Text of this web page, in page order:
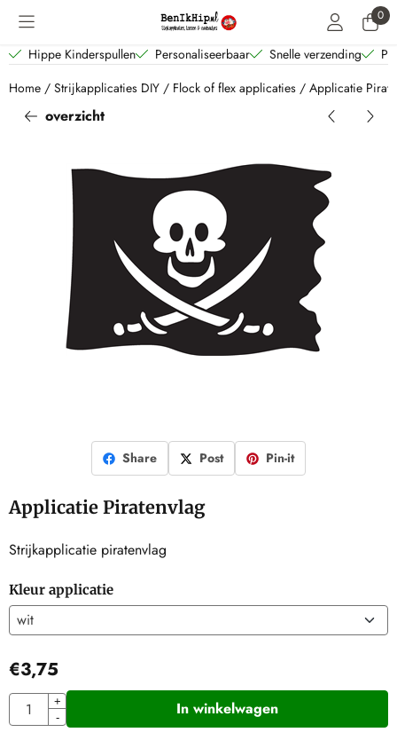
Cookievoorkeuren zijn beschikbaar. Kies instellingen of sta alle 0
Hippe Kinderspullen Personaliseerbaar Snelle verzending
Home / Strijkapplicaties DIY / Flock of flex applicaties / Applicatie
overzicht
Share Post Pin-it
Applicatie Piratenvlag
Strijkapplicatie piratenvlag
Kleur applicatie
€3,75
Aantal
+
-
In winkelwagen